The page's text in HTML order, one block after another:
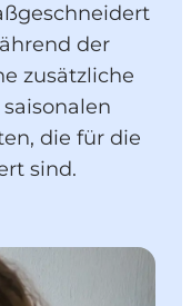
der
zusätzliche
die für die
sind.